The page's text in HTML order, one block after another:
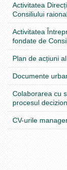
Activitatea
Consiliului
Activitatea
fondate de
Plan de acțiuni
Documente
Colaborarea cu
procesul
CV-urile